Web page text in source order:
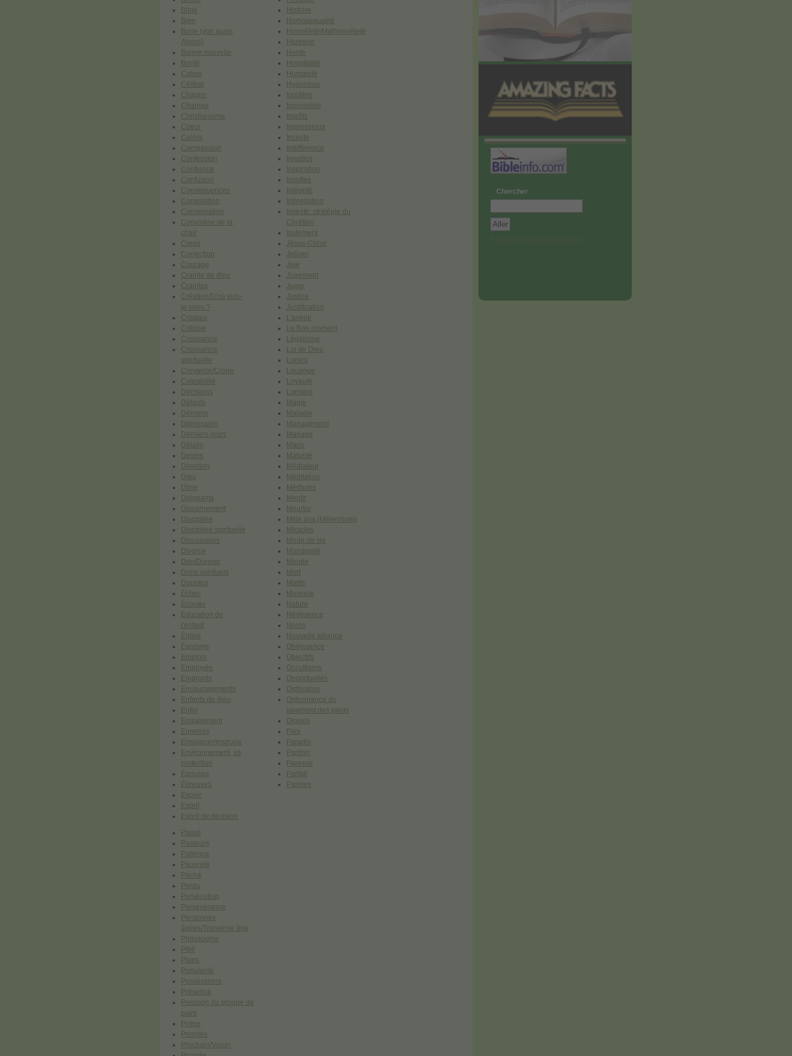
Bible
Bien
Boire (voir aussi
Alcool)
Bonne nouvelle
Bonté
Calme
Célibat
Chagrin
Changer
Christianisme
Coeur
Colère
Compassion
Confession
Confiance
Confusion
Conséquences
Consolation
Conversation
Convoitise de la
chair
Corps
Correction
Courage
Crainte de dieu
Craintes
Création/D'où suis-
je venu ?
Cristaux
Critique
Croissance
Croissance
spirituelle
Croyance/Croire
Culpabilité
Décisions
Défauts
Démons
Dépression
Derniers jours
Détails
Devins
Dévotion
Dieu
Dîme
Dirigeants
Discernement
Discipline
Discipline spirituelle
Discussions
Divorce
Don/Donner
Dons spirituels
Douceur
Échec
Écouter
Education de
l'enfant
Église
Égoïsme
Emplois
Employés
Emprunts
Encouragements
Enfants de dieu
Enfer
Engagement
Ennemis
Enseigner/Instruire
Environnement, sa
protection
Épouses
Épreuves
Espoir
Esprit
Esprit de décision
Histoire
Homosexualité
Honnêteté/Malhonnêteté
Honneur
Honte
Hospitalité
Humanité
Hypocrisie
Idolâtrie
Impossible
Impôts
Impressions
Inceste
Indifférence
Injustice
Inspiration
Insultes
Intégrité
Intimidation
Investir: stratégie du
Chrétien
Isolement
Jésus-Christ
Jeûner
Joie
Jugement
Juger
Justice
Justification
L'avenir
Le Bon moment
Légalisme
Loi de Dieu
Loisirs
Louange
Loyauté
Lumière
Magie
Maladie
Management
Mariage
Maris
Maturité
Médiateur
Méditation
Médiums
Mentir
Meurtre
Mille ans (Millennium)
Miracles
Mode de vie
Mondanité
Monde
Mort
Motifs
Musique
Nature
Négligence
Noms
Nouvelle alliance
Obéissance
Objectifs
Occultisme
Opportunités
Ordinaires
Ordonnance du
lavement des pieds
Orgueil
Paix
Paradis
Pardon
Paresse
Parfait
Paroles
Passé
Pasteurs
Patience
Pauvreté
Péché
Perdu
Persécution
Persévérance
Personnes
âgées/Troisième âge
Philosophie
Pitié
Plans
Popularité
Possessions
Présence
Pression du groupe de
pairs
Prière
Priorités
Prochain/Voisin
Chercher